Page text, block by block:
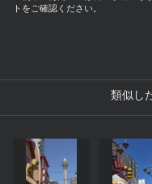
トをご確認ください。
類似し